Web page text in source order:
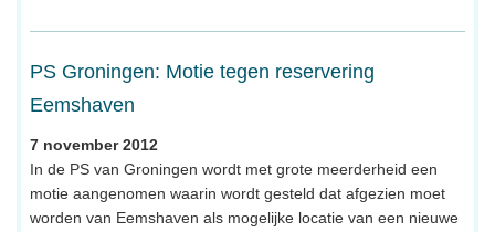
PS Groningen: Motie tegen reservering
Eemshaven
7 november 2012
In de PS van Groningen wordt met grote meerderheid een
motie aangenomen waarin wordt gesteld dat afgezien moet
worden van Eemshaven als mogelijke locatie van een nieuwe